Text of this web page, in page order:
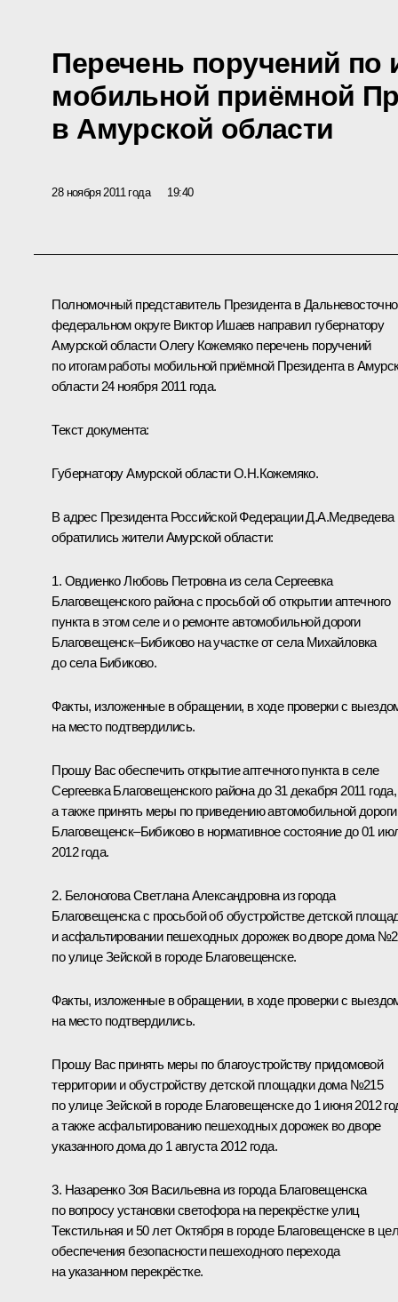
Перечень поручений по
мобильной приёмной
в Амурской области
28 ноября 2011 года 19:40
Полномочный представитель Президента в
федеральном округе Виктор Ишаевнаправил губернатору
Амурской областиОлегу Кожемякоперечень поручений
по итогам работы мобильной приёмной Президента в
области 24 ноября 2011 года.
Текст документа:
Губернатору Амурской области О.Н.Кожемяко.
В адрес Президента Российской Федерации Д.А.Медведева
обратились жители Амурской области:
1. Овдиенко Любовь Петровна из села Сергеевка
Благовещенского района с просьбой об открытии аптечного
пункта в этом селе и о ремонте автомобильной дороги
Благовещенск–Бибиково на участке от села Михайловка
до села Бибиково.
Факты, изложенные в обращении, в ходе проверки с
на место подтвердились.
Прошу Вас обеспечить открытие аптечного пункта в селе
Сергеевка Благовещенского района до 31 декабря 2011 года,
а также принять меры по приведению автомобильной дороги
Благовещенск–Бибиково в нормативное состояние до 01
2012 года.
2. Белоногова Светлана Александровна из города
Благовещенска с просьбой об обустройстве детской
и асфальтировании пешеходных дорожек во дворе дома
по улице Зейской в городе Благовещенске.
Факты, изложенные в обращении, в ходе проверки с
на место подтвердились.
Прошу Вас принять меры по благоустройству придомовой
территории и обустройству детской площадки дома №215
по улице Зейской в городе Благовещенске до 1 июня 2012
а также асфальтированию пешеходных дорожек во дворе
указанного дома до 1 августа 2012 года.
3. Назаренко Зоя Васильевна из города Благовещенска
по вопросу установки светофора на перекрёстке улиц
Текстильная и 50 лет Октября в городе Благовещенске в
обеспечения безопасности пешеходного перехода
на указанном перекрёстке.